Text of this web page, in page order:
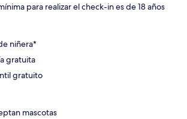
para realizar el check-in es de 18 años
niñera*
gratuita
gratuito
mascotas